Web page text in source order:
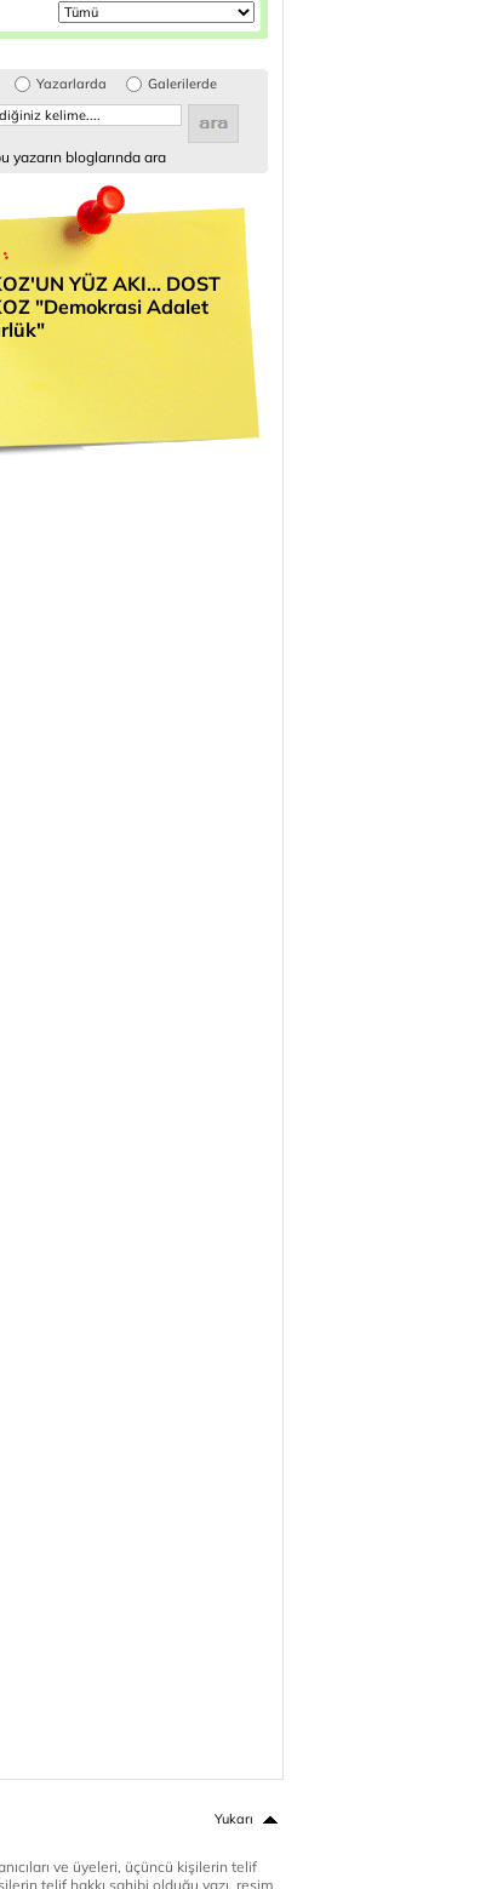
Yazarlarda Galerilerde
yazarın bloglarında ara
YÜZ AKI... DOST
"Demokrasi Adalet
Yukarı
ve üyeleri, üçüncü kişilerin telif
telif hakkı sahibi olduğu yazı, resim